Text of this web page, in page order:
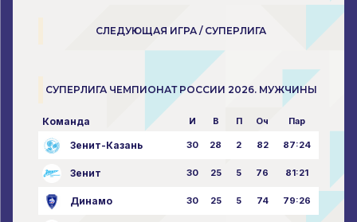
СЛЕДУЮЩАЯ ИГРА / СУПЕРЛИГА
СУПЕРЛИГА ЧЕМПИОНАТ РОССИИ 2026. МУЖЧИНЫ
Команда И В П Оч Пар
Зенит-Казань 30 28 2 82 87:24
Зенит 30 25 5 76 81:21
Динамо 30 25 5 74 79:26